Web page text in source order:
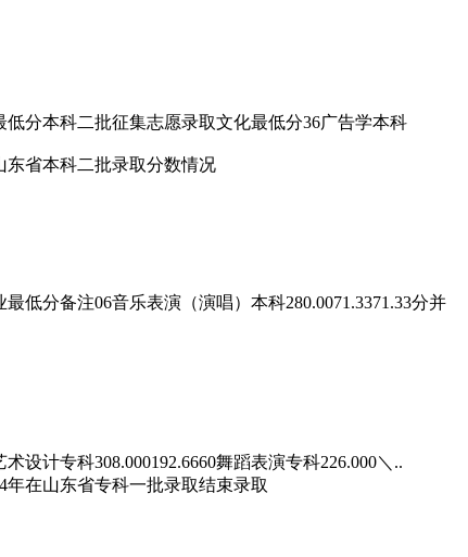
分本科二批征集志愿录取文化最低分36广告学本科
低分备注06音乐表演（演唱）本科280.0071.3371.33分并
计专科308.000192.6660舞蹈表演专科226.000＼..